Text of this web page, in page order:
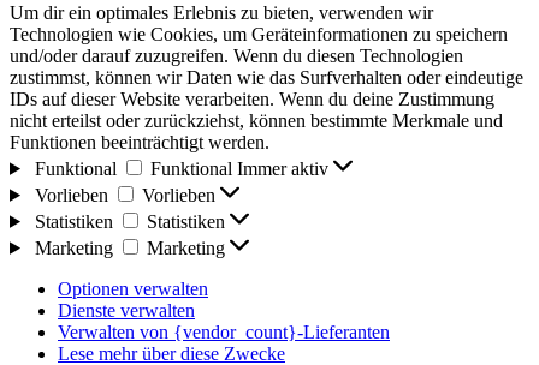
Um dir ein optimales Erlebnis zu bieten, verwenden wir
Technologien wie Cookies, um Geräteinformationen zu speichern
und/oder darauf zuzugreifen. Wenn du diesen Technologien
zustimmst, können wir Daten wie das Surfverhalten oder eindeutige
IDs auf dieser Website verarbeiten. Wenn du deine Zustimmung
nicht erteilst oder zurückziehst, können bestimmte Merkmale und
Funktionen beeinträchtigt werden.
Funktional
Funktional Immer aktiv
Vorlieben
Vorlieben
Statistiken
Statistiken
Marketing
Marketing
Optionen verwalten
Dienste verwalten
Verwalten von {vendor_count}-Lieferanten
Lese mehr über diese Zwecke